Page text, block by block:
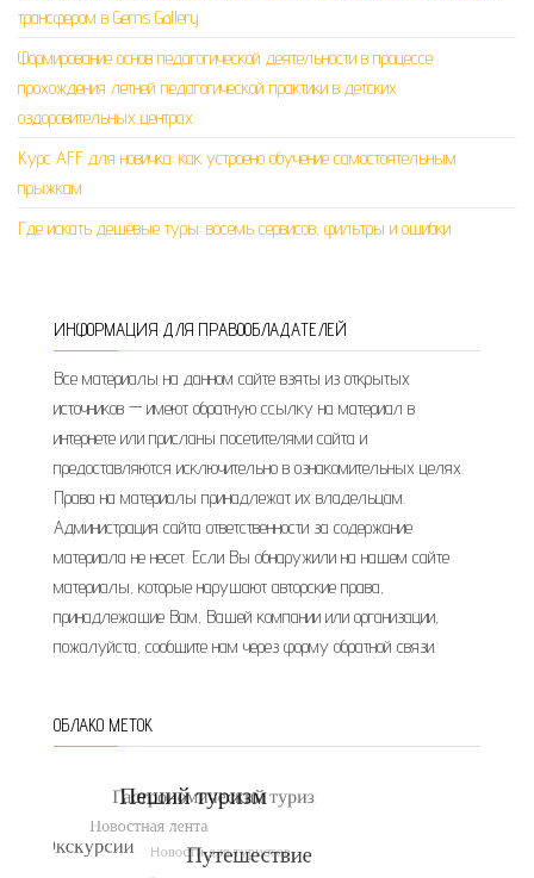
трансфером в Gems Gallery
Формирование основ педагогической деятельности в процессе
прохождения летней педагогической практики в детских
оздоровительных центрах
Курс AFF для новичка: как устроено обучение самостоятельным
прыжкам
Где искать дешёвые туры: восемь сервисов, фильтры и ошибки
ИНФОРМАЦИЯ ДЛЯ ПРАВООБЛАДАТЕЛЕЙ
Все материалы на данном сайте взяты из открытых
источников — имеют обратную ссылку на материал в
интернете или присланы посетителями сайта и
предоставляются исключительно в ознакомительных целях.
Права на материалы принадлежат их владельцам.
Администрация сайта ответственности за содержание
материала не несет. Если Вы обнаружили на нашем сайте
материалы, которые нарушают авторские права,
принадлежащие Вам, Вашей компании или организации,
пожалуйста, сообщите нам через форму обратной связи.
ОБЛАКО МЕТОК